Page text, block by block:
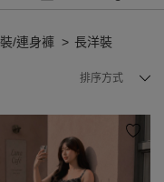
/連身褲 長洋裝
排序方式